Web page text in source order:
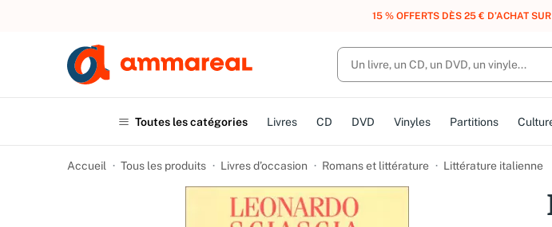
UN ACHAT, DES POINTS, DES RÉCOMPENSES :
Toutes les catégories Livres CD DVD Vinyles Partitions
Accueil Tous les produits Livres d’occasion Romans et littérature Littérature italienne